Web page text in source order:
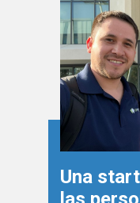
Una